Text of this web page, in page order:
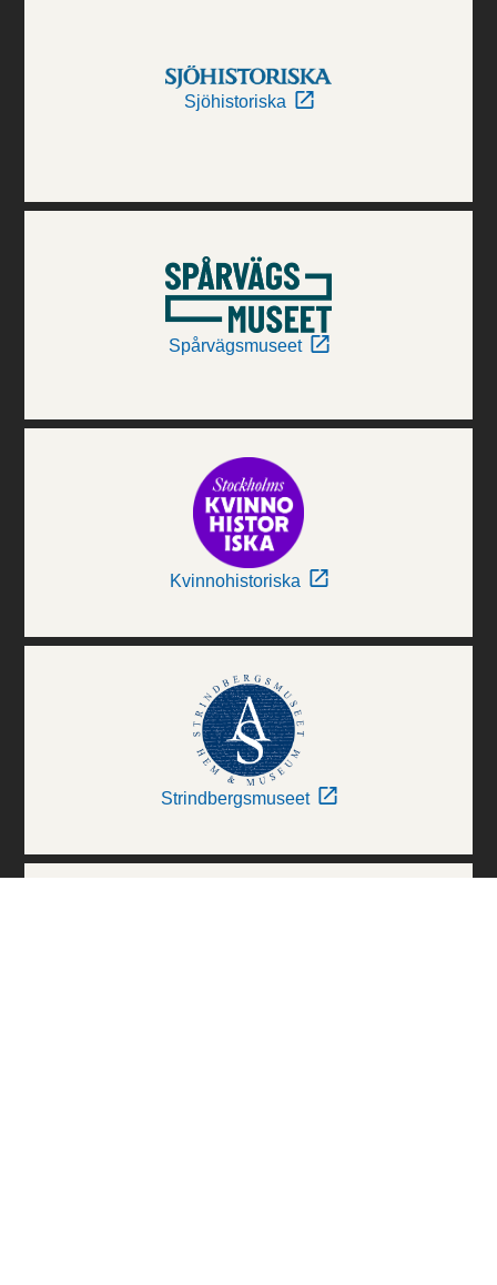
Sjöhistoriska
Spårvägsmuseet
Kvinnohistoriska
Strindbergsmuseet